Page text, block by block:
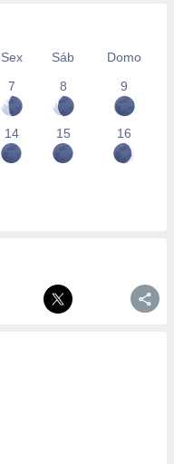
Sex Sáb
Domo
7
8 9
14 15 16